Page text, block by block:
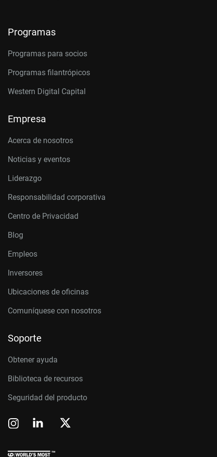
Programas
Programas para socios
Programas filantrópicos
Western Digital Capital
Empresa
Acerca de nosotros
Noticias y eventos
Liderazgo
Responsabilidad corporativa
Centro de Privacidad
Blog
Empleos
Inversores
Ubicaciones de oficinas
Comuníquese con nosotros
Soporte
Obtener ayuda
Biblioteca de recursos
Seguridad del producto